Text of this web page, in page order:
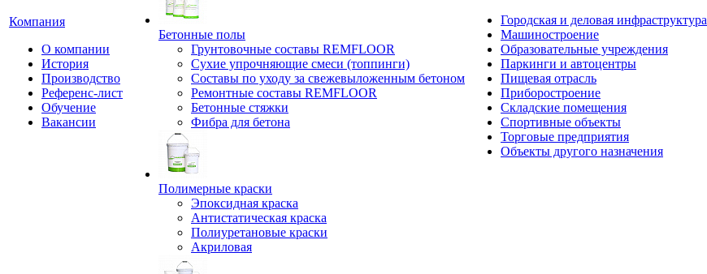
Компания
О компании
История
Производство
Референс-лист
Обучение
Вакансии
Бетонные полы
Грунтовочные составы REMFLOOR
Сухие упрочняющие смеси (топпинги)
Составы по уходу за свежевыложенным бетоном
Ремонтные составы REMFLOOR
Бетонные стяжки
Фибра для бетона
Полимерные краски
Эпоксидная краска
Антистатическая краска
Полиуретановые краски
Акриловая
Городская и деловая инфраструктура
Машиностроение
Образовательные учреждения
Паркинги и автоцентры
Пищевая отрасль
Приборостроение
Складские помещения
Спортивные объекты
Торговые предприятия
Объекты другого назначения